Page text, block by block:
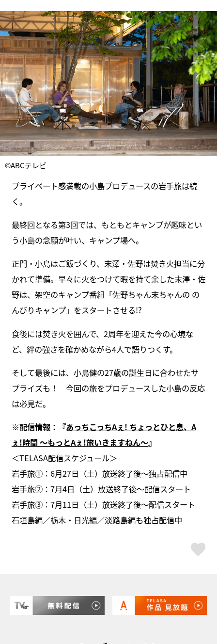
©ABCテレビ
プライベート感満載の小島プロデュースの岩手旅は続
く。
最終回となる第3回では、もともとキャンプが趣味とい
う小島の念願が叶い、キャンプ場へ。
正門・小島はご飯づくり、末澤・佐野は焚き火担当に分
かれて準備。早々に火をつけて暇を持て余した末澤・佐
野は、架空のキャンプ番組「佐野ちゃん末ちゃんの の
んびりキャンプ」をスタートさせる!?
食後には焚き火を囲んで、2周年を迎えた今の心境な
ど、絆の強さを確かめながら4人で語りつくす。
そして最後には、小島健の27歳の誕生日に合わせたサ
プライズも！ 今回の旅をプロデュースした小島の反応
は必見だ。
※配信情報：『あっちこっちAぇ! ちょっとひと息、A
ぇ!時間 ～もっとAぇ!旅いきますねん～』
＜TELASA配信スケジュール＞
岩手旅①：6月27日（土）放送終了後〜独占配信中
岩手旅②：7月4日（土）放送終了後〜配信スタート
岩手旅③：7月11日（土）放送終了後〜配信スタート
石垣島編／栃木・日光編／淡路島編も独占配信中